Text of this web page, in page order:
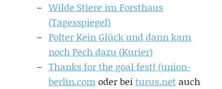
Wilde Stiere im Forsthaus
(Tagesspiegel)
Polter Kein Glück und dann kam
noch Pech dazu (Kurier)
Thanks for the goal fest! (union-
berlin.comoder beiturus.netauch